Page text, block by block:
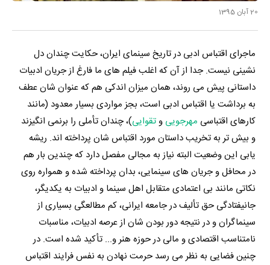
20 آبان 1395
ماجرای اقتباس ادبی در تاریخ سینمای ایران، حکایت چندان دل
نشینی نیست. جدا از آن که اغلب فیلم های ما فارغ از جریان ادبیات
داستانی پیش می روند، همان میزان اندکی هم که عنوان شان عطف
به برداشت یا اقتباس ادبی است، بجز مواردی بسیار معدود (مانند
کارهای اقتباسی مهرجویی وتقوایی)، چندان تأملی را برنمی انگیزند
و بیش تر به تخریب داستان مورد اقتباس شان پرداخته اند. ریشه
یابی این وضعیت البته نیاز به مجالی مفصل دارد که چندین بار هم
در محافل و جریان های سینمایی، بدان پرداخته شده و همواره روی
نکاتی مانند بی اعتمادی متقابل اهل سینما و ادبیات به یکدیگر،
جانیفتادگی حق تألیف در جامعه ایرانی، کم مطالعگی بسیاری از
سینماگران و در نتیجه دور بودن شان از عرصه ادبیات، مناسبات
نامتناسب اقتصادی و مالی در حوزه هنر و... تأکید شده است. در
چنین فضایی به نظر می رسد حرمت نهادن به نفس فرایند اقتباس